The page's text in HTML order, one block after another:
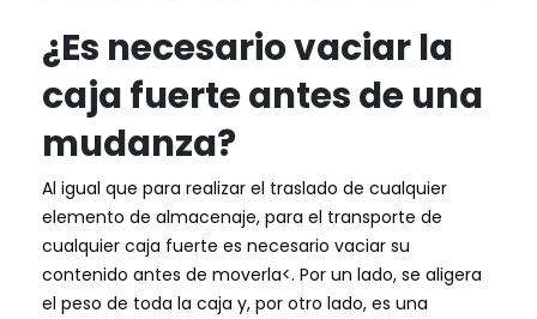
¿Es necesario vaciar la
caja fuerte antes de una
mudanza?
Al igual que para realizar el traslado de cualquier
elemento de almacenaje, para el transporte de
cualquier caja fuerte es necesario vaciar su
contenido antes de moverla<. Por un lado, se aligera
el peso de toda la caja y, por otro lado, es una